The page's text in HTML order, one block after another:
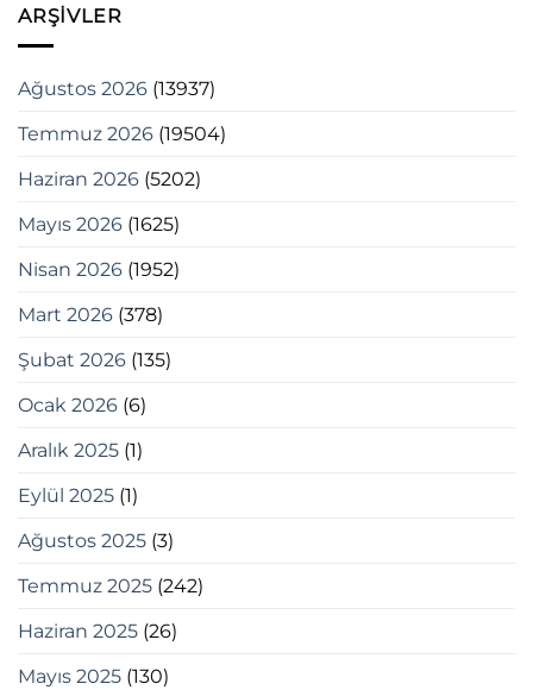
ARŞIVLER
Ağustos 2026 (13937)
Temmuz 2026 (19504)
Haziran 2026 (5202)
Mayıs 2026 (1625)
Nisan 2026 (1952)
Mart 2026 (378)
Şubat 2026 (135)
Ocak 2026 (6)
Aralık 2025 (1)
Eylül 2025 (1)
Ağustos 2025 (3)
Temmuz 2025 (242)
Haziran 2025 (26)
Mayıs 2025 (130)